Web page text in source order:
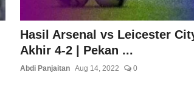
Hasil Arsenal vs Leicester
Akhir 4-2 | Pekan ...
Abdi Panjaitan Aug 14, 2022 0